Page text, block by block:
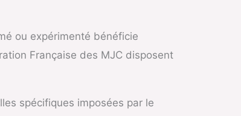
ou expérimenté bénéficie
Française des MJC disposent
spécifiques imposées par le